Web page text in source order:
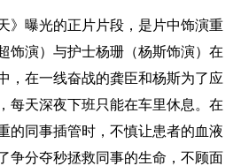
》曝光的正片片段，是片中饰演重
饰演）与护士杨珊（杨斯饰演）在
，在一线奋战的龚臣和杨斯为了应
每天深夜下班只能在车里休息。在
的同事插管时，不慎让患者的血液
争分夺秒拯救同事的生命，不顾面